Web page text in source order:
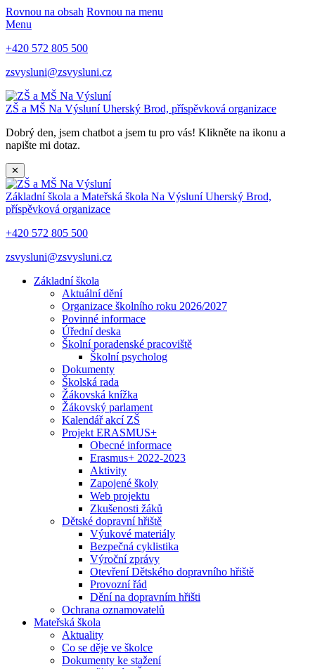
Rovnou na obsah Rovnou na menu
Menu
+420 572 805 500
zsvysluni@zsvysluni.cz
ZŠ a MŠ Na VýsluníUherský Brod, příspěvková organizace
Dobrý den, jsem chatbot a jsem tu pro vás! Klikněte na ikonu a
napište mi dotaz.
✕
Základní škola a Mateřská škola Na VýsluníUherský Brod,
příspěvková organizace
+420 572 805 500
zsvysluni@zsvysluni.cz
Základní škola
Aktuální dění
Organizace školního roku 2026/2027
Povinné informace
Úřední deska
Školní poradenské pracoviště
Školní psycholog
Dokumenty
Školská rada
Žákovská knížka
Žákovský parlament
Kalendář akcí ZŠ
Projekt ERASMUS+
Obecné informace
Erasmus+ 2022-2023
Aktivity
Zapojené školy
Web projektu
Zkušenosti žáků
Dětské dopravní hřiště
Výukové materiály
Bezpečná cyklistika
Výroční zprávy
Otevření Dětského dopravního hřiště
Provozní řád
Dění na dopravním hřišti
Ochrana oznamovatelů
Mateřská škola
Aktuality
Co se děje ve školce
Dokumenty ke stažení